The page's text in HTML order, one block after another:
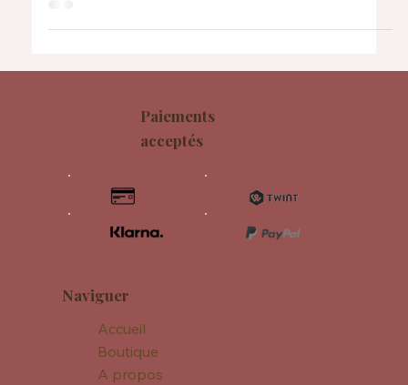
Naviguer
Accueil
Boutique
A propos
Paiements
acceptés